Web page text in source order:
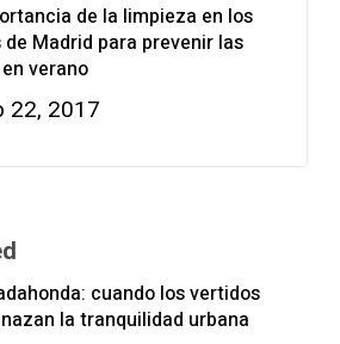
de la limpieza en los
de Madrid para prevenir las
verano
22, 2017
cuando los vertidos
la tranquilidad urbana